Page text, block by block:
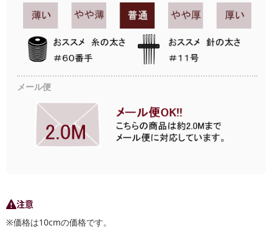
メール便
注意
※価格は10cmの価格です。